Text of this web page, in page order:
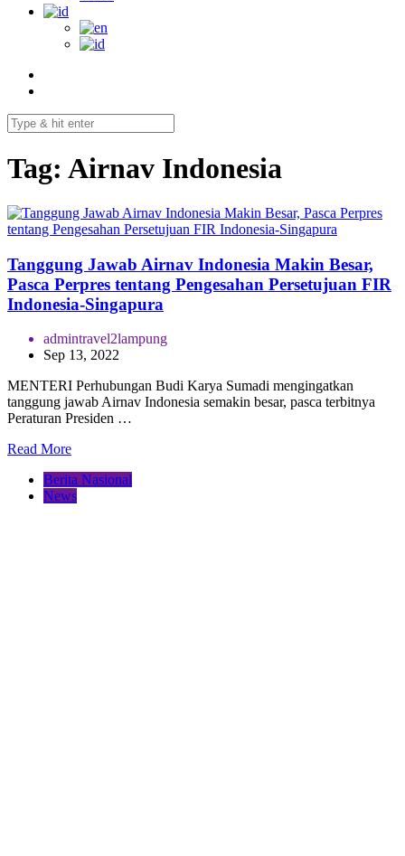
Tag: Airnav Indonesia
Tanggung Jawab Airnav Indonesia Makin Besar,
Pasca Perpres tentang Pengesahan Persetujuan FIR
Indonesia-Singapura
admintravel2lampung
Sep 13, 2022
MENTERI Perhubungan Budi Karya Sumadi mengingatkan
tanggung jawab Airnav Indonesia semakin besar, pasca terbitnya
Peraturan Presiden …
Read More
Berita Nasional
News